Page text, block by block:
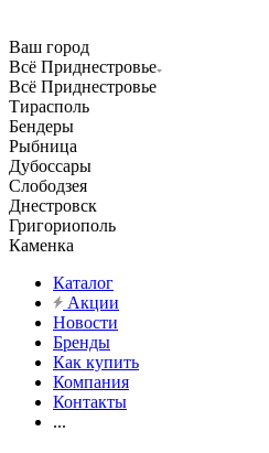
Ваш город
Всё Приднестровье
Всё Приднестровье
Тирасполь
Бендеры
Рыбница
Дубоссары
Слободзея
Днестровск
Григориополь
Каменка
Каталог
Акции
Новости
Бренды
Как купить
Компания
Контакты
...